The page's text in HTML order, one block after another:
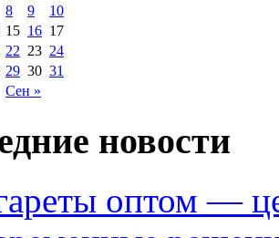
Сен »
8 9
10
15 16 17
22 23 24
29 30 31
новости
оптом —